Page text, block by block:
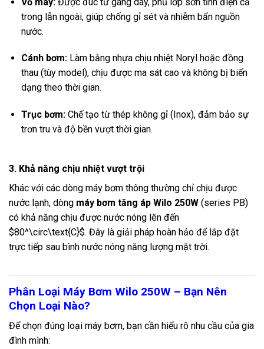
trong lẫn ngoài, giúp chống gỉ sét và nhiễm bẩn nguồn
nước.
Cánh bơm:Làm bằng nhựa chịu nhiệt Noryl hoặc đồng
thau (tùy model), chịu được ma sát cao và không bị biến
dạng theo thời gian.
Trục bơm:Chế tạo từ thép không gỉ (Inox), đảm bảo sự
trơn tru và độ bền vượt thời gian.
3. Khả năng chịu nhiệt vượt trội
Khác với các dòng máy bơm thông thường chỉ chịu được
nước lạnh, dòng máy bơm tăng áp Wilo 250W (series PB)
có khả năng chịu được nước nóng lên đến
$80^\circ\text{C}$. Đây là giải pháp hoàn hảo để lắp đặt
trực tiếp sau bình nước nóng năng lượng mặt trời.
Phân Loại Máy Bơm Wilo 250W – Bạn Nên
Chọn Loại Nào?
Để chọn đúng loại máy bơm, bạn cần hiểu rõ nhu cầu của gia
đình mình: